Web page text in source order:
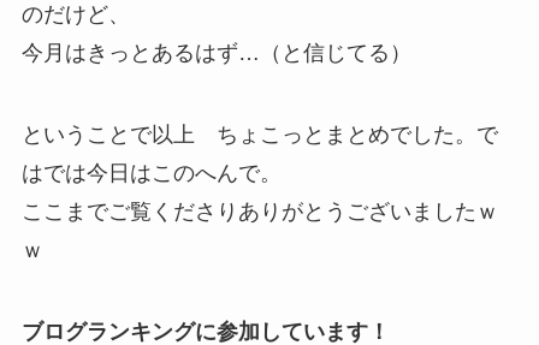
のだけど、
今月はきっとあるはず…（と信じてる）
ということで以上 ちょこっとまとめでした。で
はでは今日はこのへんで。
ここまでご覧くださりありがとうございましたｗ
ｗ
ブログランキングに参加しています！